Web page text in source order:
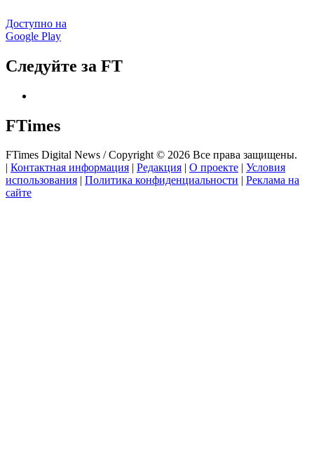
Доступно на
Google Play
Следуйте за FT
FTimes
FTimes Digital News / Copyright © 2026 Все права защищены.
| Контактная информация | Редакция | О проекте | Условия
использования | Политика конфиденциальности | Реклама на
сайте